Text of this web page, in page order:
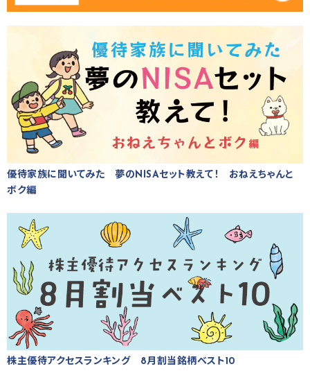
優待家族に聞いてみた 夢のNISAセット教えて！ おねえちゃんと
ボク編
株主優待アクセスランキング 8月割当銘柄ベスト10